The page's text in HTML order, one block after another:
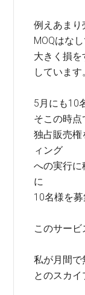
例えあまり
MOQはな
大きく損
しています
5月にも10
そこの時
独占販売
ィング
への実行に
に
10名様を募
このサー
私が月間で
とのスカイ